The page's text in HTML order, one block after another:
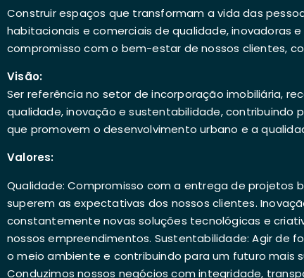
Construir espaços que transformam a vida das
habitacionais e comerciais de qualidade, inovadoras
compromisso com o bem-estar de nossos clientes,
Visão:
Ser referência no setor de incorporação imobiliária,
qualidade, inovação e sustentabilidade, contribuindo
que promovem o desenvolvimento urbano e a
Valores:
Qualidade: Compromisso com a entrega de projetos
superem as expectativas dos nossos clientes.
constantemente novas soluções tecnológicas e
nossos empreendimentos. Sustentabilidade: Agir de
o meio ambiente e contribuindo para um futuro mais
Conduzimos nossos negócios com integridade,